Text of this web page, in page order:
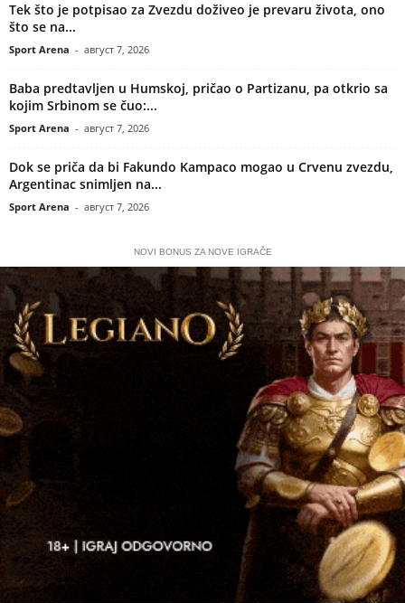
Tek što je potpisao za Zvezdu doživeo je prevaru života, ono
što se na...
Sport Arena - август 7, 2026
Baba predtavljen u Humskoj, pričao o Partizanu, pa otkrio sa
kojim Srbinom se čuo:...
Sport Arena - август 7, 2026
Dok se priča da bi Fakundo Kampaco mogao u Crvenu zvezdu,
Argentinac snimljen na...
Sport Arena - август 7, 2026
NOVI BONUS ZA NOVE IGRAČE